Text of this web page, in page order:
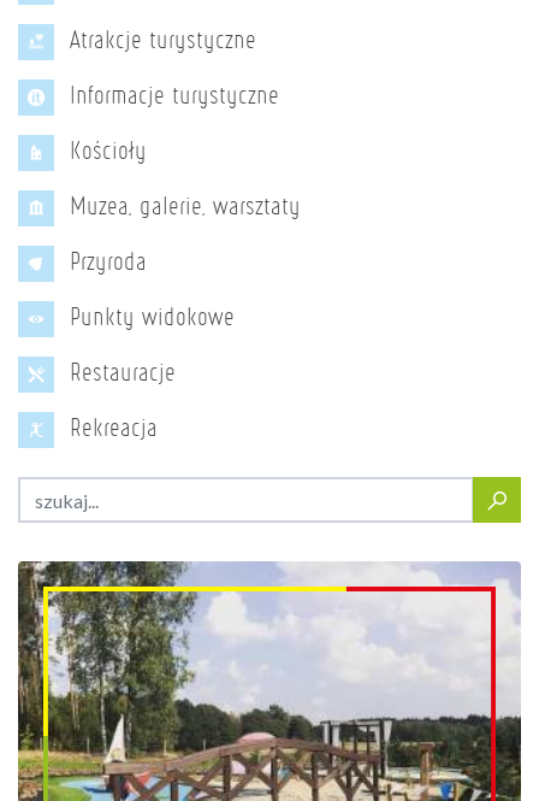
Atrakcje turystyczne
Informacje turystyczne
Kościoły
Muzea, galerie, warsztaty
Przyroda
Punkty widokowe
Restauracje
Rekreacja